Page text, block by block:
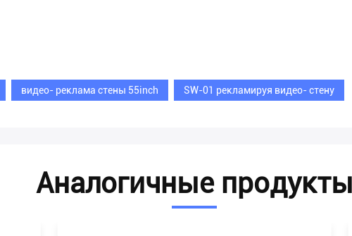
видео- реклама стены 55inch SW-01 рекламируя видео- стену
Аналогичные